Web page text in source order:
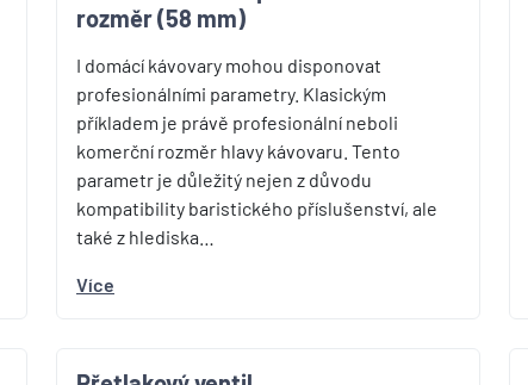
rozměr (58 mm)
I domácí kávovary mohou disponovat
profesionálními parametry. Klasickým
příkladem je právě profesionální neboli
komerční rozměr hlavy kávovaru. Tento
parametr je důležitý nejen z důvodu
kompatibility baristického příslušenství, ale
také z hlediska…
Více